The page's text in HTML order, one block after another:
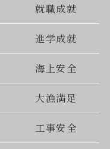
就職成就
進学成就
海上安全
大漁満足
工事安全